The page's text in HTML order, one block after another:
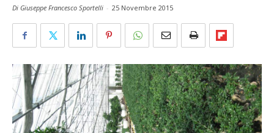
Di Giuseppe Francesco Sportelli - 25 Novembre 2015